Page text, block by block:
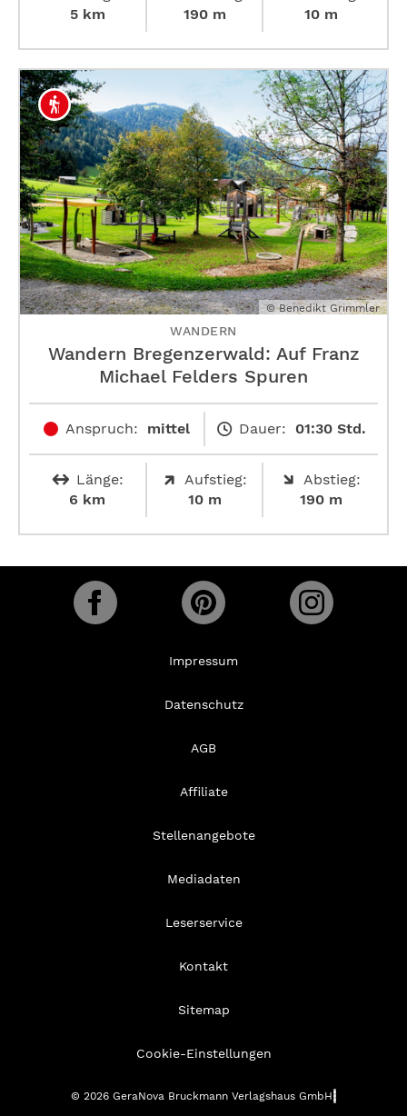
5 km
190 m
10 m
© Benedikt Grimmler
WANDERN
Wandern Bregenzerwald: Auf Franz
Michael Felders Spuren
Anspruch: mittel Dauer: 01:30 Std.
Länge:
6 km
Aufstieg:
10 m
Abstieg:
190 m
Impressum
Datenschutz
AGB
Affiliate
Stellenangebote
Mediadaten
Leserservice
Kontakt
Sitemap
Cookie-Einstellungen
© 2026 GeraNova Bruckmann Verlagshaus GmbH